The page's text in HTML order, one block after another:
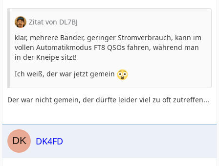
Zitat von DL7BJ
klar, mehrere Bänder, geringer Stromverbrauch, kann im
vollen Automatikmodus FT8 QSOs fahren, während man
in der Kneipe sitzt!
Ich weiß, der war jetzt gemein
Der war nicht gemein, der dürfte leider viel zu oft zutreffen...
DK4FD